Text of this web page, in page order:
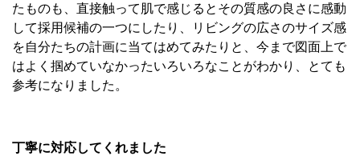
たものも、直接触って肌で感じるとその質感の良さに感動
して採用候補の一つにしたり、リビングの広さのサイズ感
を自分たちの計画に当てはめてみたりと、今まで図面上で
はよく掴めていなかったいろいろなことがわかり、とても
参考になりました。
丁寧に対応してくれました